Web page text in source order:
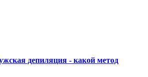
депиляция - какой метод